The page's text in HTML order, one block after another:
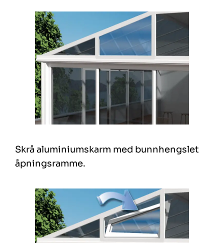
Skrå aluminiumskarm med bunnhengslet
åpningsramme.